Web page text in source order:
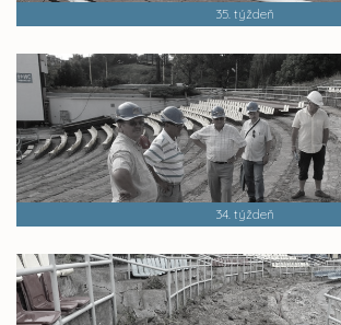
35. týždeň
34. týždeň